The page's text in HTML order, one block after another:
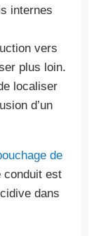
internes
vers
plus loin.
localiser
d’un
de
conduit est
dans